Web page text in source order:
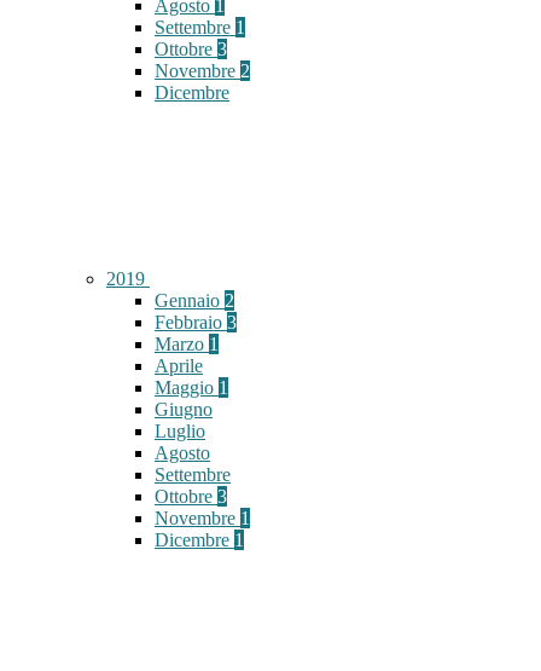
Agosto 1
Settembre 1
Ottobre 3
Novembre 2
Dicembre
2019
Gennaio 2
Febbraio 3
Marzo 1
Aprile
Maggio 1
Giugno
Luglio
Agosto
Settembre
Ottobre 3
Novembre 1
Dicembre 1